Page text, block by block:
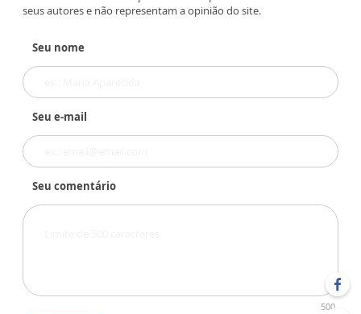
seus autores e não representam a opinião do site.
Seu nome
Seu e-mail
Seu comentário
500